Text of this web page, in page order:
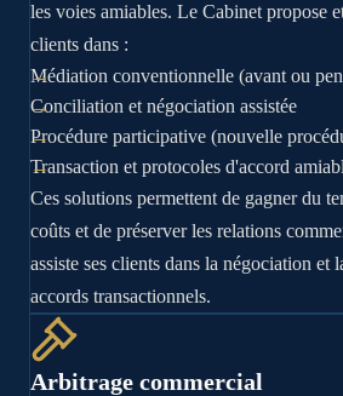
les voies amiables. Le Cabinet propose
clients dans :
Médiation conventionnelle (avant ou
Conciliation et négociation assistée
Procédure participative (nouvelle
Transaction et protocoles d'accord
Ces solutions permettent de gagner du
coûts et de préserver les relations
assiste ses clients dans la négociation et
accords transactionnels.
Arbitrage commercial